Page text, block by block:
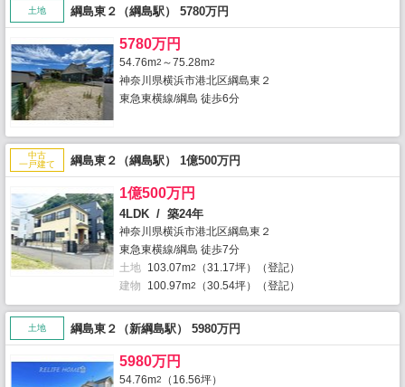
土地 綱島東２（綱島駅） 5780万円
5780万円
54.76m2 ～75.28m2
神奈川県横浜市港北区綱島東２
東急東横線/綱島 徒歩6分
中古
一戸建て
綱島東２（綱島駅） 1億500万円
1億500万円
4LDK / 築24年
神奈川県横浜市港北区綱島東２
東急東横線/綱島 徒歩7分
土地 103.07m2
（31.17坪）（登記）
建物
100.97m2 （30.54坪）（登記）
土地 綱島東２（新綱島駅） 5980万円
5980万円
54.76m2
（16.56坪）